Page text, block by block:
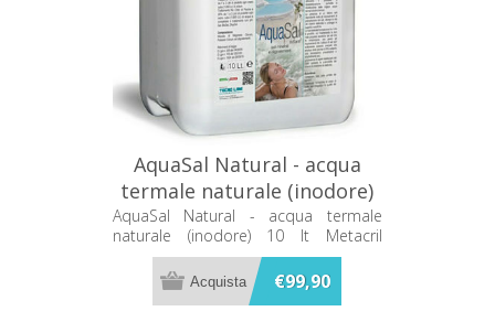
AquaSal Natural - acqua
termale naturale (inodore)
10 lt Metacril 70310001
AquaSal Natural - acqua termale
naturale (inodore) 10 lt Metacril
70310001
€99,90